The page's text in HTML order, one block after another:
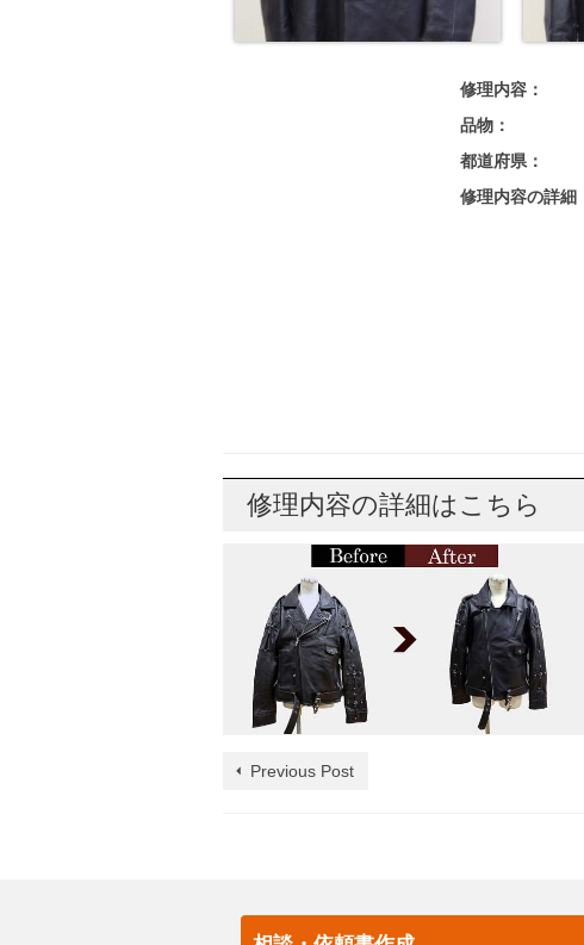
修理内容：
品物：
都道府県：
修理内容の詳細
修理内容の詳細はこちら
Previous Post